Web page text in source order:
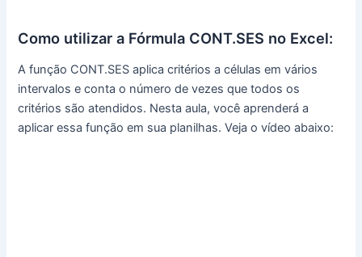
Como utilizar a Fórmula CONT.SES no Excel:
A função CONT.SES aplica critérios a células em vários
intervalos e conta o número de vezes que todos os
critérios são atendidos. Nesta aula, você aprenderá a
aplicar essa função em sua planilhas. Veja o vídeo abaixo: